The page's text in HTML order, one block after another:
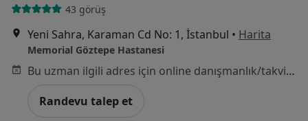
43 görüş
Yeni Sahra, Karaman Cd No: 1, İstanbul • Harita
Memorial Göztepe Hastanesi
Bu uzman ilgili adres için online danışmanlık/takvim sunmuyor.
Randevu talep et